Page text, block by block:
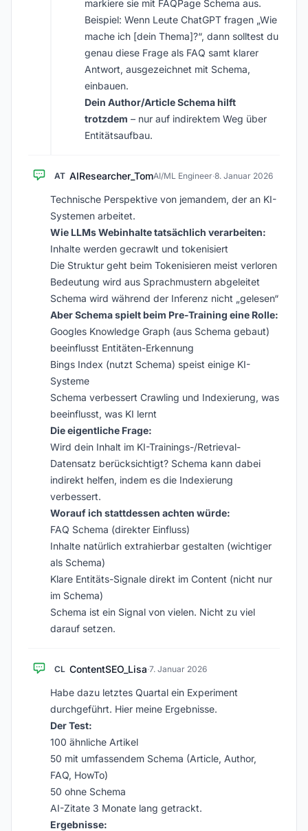
markiere sie mit FAQPage Schema aus.
Beispiel: Wenn Leute ChatGPT fragen „Wie
mache ich [dein Thema]?“, dann solltest du
genau diese Frage als FAQ samt klarer
Antwort, ausgezeichnet mit Schema,
einbauen.
Dein Author/Article Schema hilft
trotzdem – nur auf indirektem Weg über
Entitätsaufbau.
AT AIResearcher_TomAI/ML Engineer·8. Januar 2026
Technische Perspektive von jemandem, der an KI-
Systemen arbeitet.
Wie LLMs Webinhalte tatsächlich verarbeiten:
Inhalte werden gecrawlt und tokenisiert
Die Struktur geht beim Tokenisieren meist verloren
Bedeutung wird aus Sprachmustern abgeleitet
Schema wird während der Inferenz nicht „gelesen“
Aber Schema spielt beim Pre-Training eine Rolle:
Googles Knowledge Graph (aus Schema gebaut)
beeinflusst Entitäten-Erkennung
Bings Index (nutzt Schema) speist einige KI-
Systeme
Schema verbessert Crawling und Indexierung, was
beeinflusst, was KI lernt
Die eigentliche Frage:
Wird dein Inhalt im KI-Trainings-/Retrieval-
Datensatz berücksichtigt? Schema kann dabei
indirekt helfen, indem es die Indexierung
verbessert.
Worauf ich stattdessen achten würde:
FAQ Schema (direkter Einfluss)
Inhalte natürlich extrahierbar gestalten (wichtiger
als Schema)
Klare Entitäts-Signale direkt im Content (nicht nur
im Schema)
Schema ist ein Signal von vielen. Nicht zu viel
darauf setzen.
CL ContentSEO_Lisa·7. Januar 2026
Habe dazu letztes Quartal ein Experiment
durchgeführt. Hier meine Ergebnisse.
Der Test:
100 ähnliche Artikel
50 mit umfassendem Schema (Article, Author,
FAQ, HowTo)
50 ohne Schema
AI-Zitate 3 Monate lang getrackt.
Ergebnisse: